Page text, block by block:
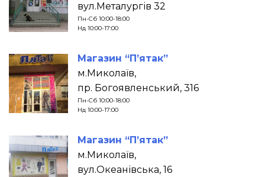
вул.Металургів 32
Пн-Сб 10:00-18:00
Нд 10:00-17:00
Магазин “П’ятак”
м.Миколаїв,
пр. Богоявленський, 316
Пн-Сб 10:00-18:00
Нд 10:00-17:00
Магазин “П’ятак”
м.Миколаїв,
вул.Океанівська, 16